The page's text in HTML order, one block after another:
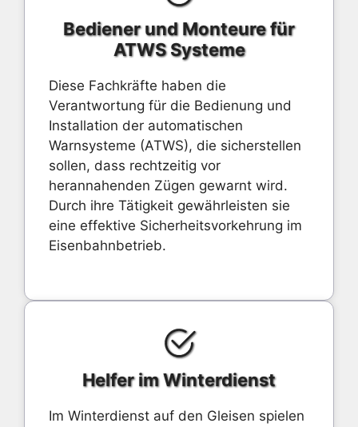
Bediener und Monteure für
ATWS Systeme
Diese Fachkräfte haben die
Verantwortung für die Bedienung und
Installation der automatischen
Warnsysteme (ATWS), die sicherstellen
sollen, dass rechtzeitig vor
herannahenden Zügen gewarnt wird.
Durch ihre Tätigkeit gewährleisten sie
eine effektive Sicherheitsvorkehrung im
Eisenbahnbetrieb.
Helfer im Winterdienst
Im Winterdienst auf den Gleisen spielen